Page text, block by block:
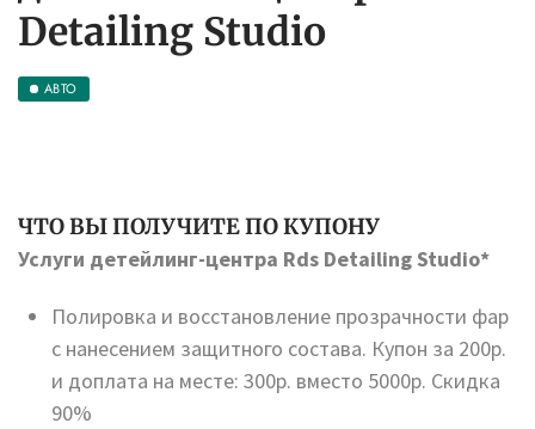
Detailing Studio
АВТО
ЧТО ВЫ ПОЛУЧИТЕ ПО КУПОНУ
Услуги детейлинг-центра Rds Detailing Studio*
Полировка и восстановление прозрачности фар
с нанесением защитного состава. Купон за 200р.
и доплата на месте: 300р. вместо 5000р. Скидка
90%